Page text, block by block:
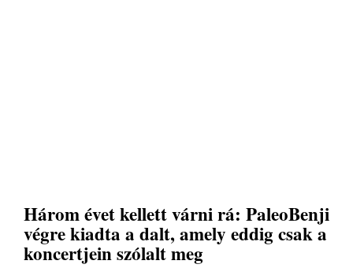
Három évet kellett várni rá: PaleoBenji
végre kiadta a dalt, amely eddig csak a
koncertjein szólalt meg